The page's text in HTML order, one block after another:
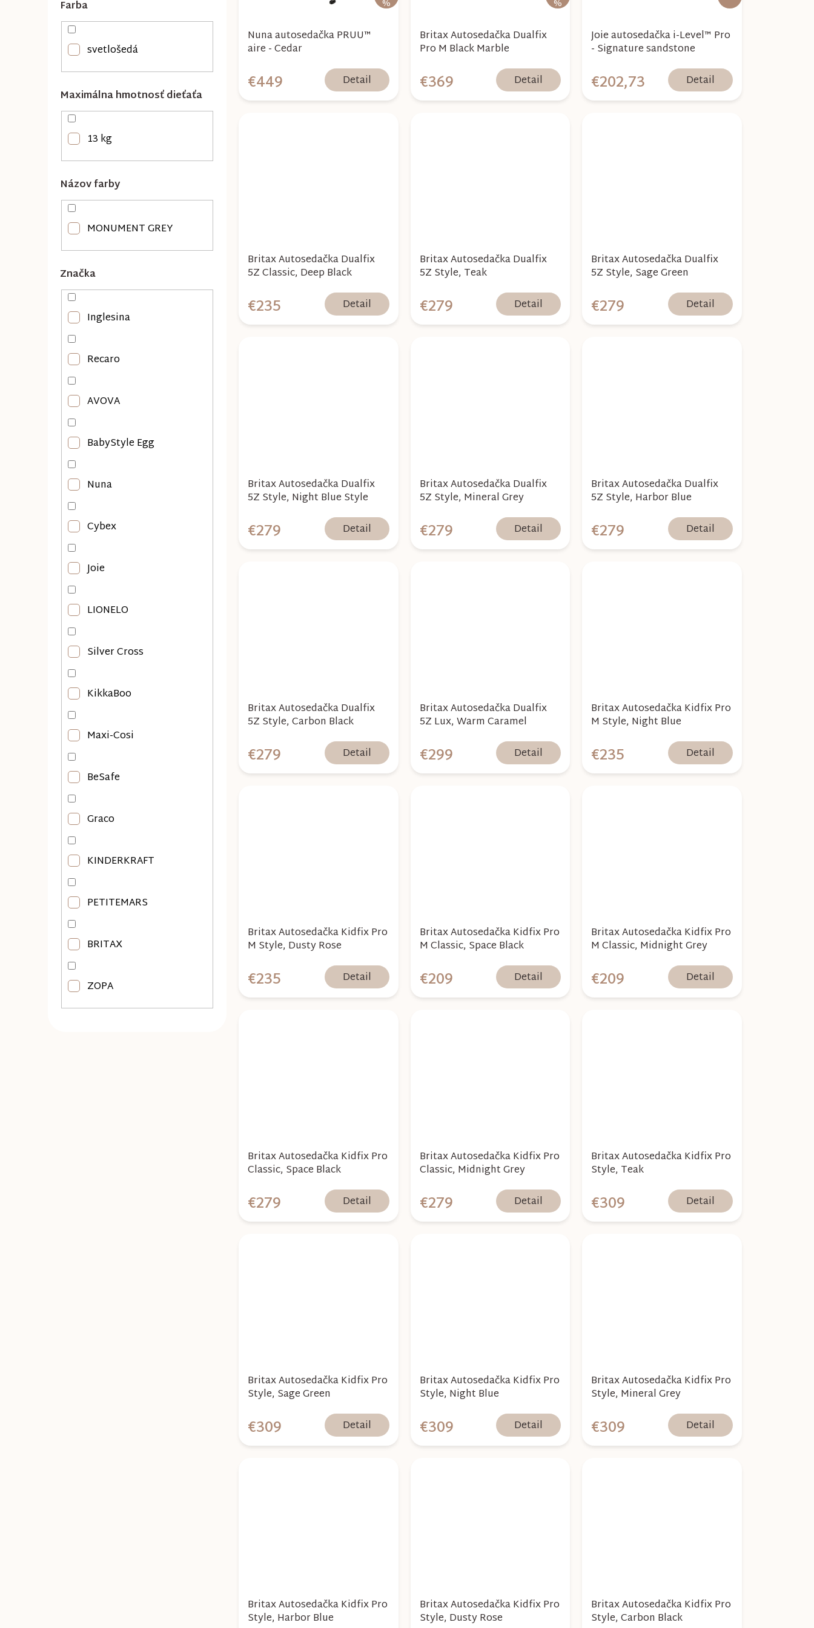
Farba
svetlošedá
Maximálna hmotnosť dieťaťa
13 kg
Názov farby
MONUMENT GREY
Značka
Inglesina
Recaro
AVOVA
BabyStyle Egg
Nuna
Cybex
Joie
LIONELO
Silver Cross
KikkaBoo
Maxi-Cosi
BeSafe
Graco
KINDERKRAFT
PETITEMARS
BRITAX
ZOPA
%
Nuna autosedačka PRUU™
aire - Cedar
€449 Detail
%
Britax Autosedačka Dualfix
Pro M Black Marble
€369 Detail
Joie autosedačka i-Level™ Pro
- Signature sandstone
€202,73 Detail
Britax Autosedačka Dualfix
5Z Classic, Deep Black
€235 Detail
Britax Autosedačka Dualfix
5Z Style, Teak
€279 Detail
Britax Autosedačka Dualfix
5Z Style, Sage Green
€279 Detail
Britax Autosedačka Dualfix
5Z Style, Night Blue Style
€279 Detail
Britax Autosedačka Dualfix
5Z Style, Mineral Grey
€279 Detail
Britax Autosedačka Dualfix
5Z Style, Harbor Blue
€279 Detail
Britax Autosedačka Dualfix
5Z Style, Carbon Black
€279 Detail
Britax Autosedačka Dualfix
5Z Lux, Warm Caramel
€299 Detail
Britax Autosedačka Kidfix Pro
M Style, Night Blue
€235 Detail
Britax Autosedačka Kidfix Pro
M Style, Dusty Rose
€235 Detail
Britax Autosedačka Kidfix Pro
M Classic, Space Black
€209 Detail
Britax Autosedačka Kidfix Pro
M Classic, Midnight Grey
€209 Detail
Britax Autosedačka Kidfix Pro
Classic, Space Black
€279 Detail
Britax Autosedačka Kidfix Pro
Classic, Midnight Grey
€279 Detail
Britax Autosedačka Kidfix Pro
Style, Teak
€309 Detail
Britax Autosedačka Kidfix Pro
Style, Sage Green
€309 Detail
Britax Autosedačka Kidfix Pro
Style, Night Blue
€309 Detail
Britax Autosedačka Kidfix Pro
Style, Mineral Grey
€309 Detail
Britax Autosedačka Kidfix Pro
Style, Harbor Blue
Britax Autosedačka Kidfix Pro
Style, Dusty Rose
Britax Autosedačka Kidfix Pro
Style, Carbon Black